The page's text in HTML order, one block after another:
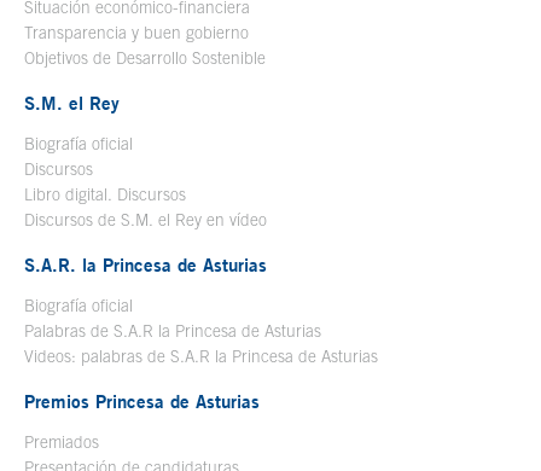
Situación económico-financiera
Transparencia y buen gobierno
Objetivos de Desarrollo Sostenible
S.M. el Rey
Biografía oficial
Discursos
Libro digital. Discursos
Discursos de S.M. el Rey en vídeo
S.A.R. la Princesa de Asturias
Biografía oficial
Palabras de S.A.R la Princesa de Asturias
Videos: palabras de S.A.R la Princesa de Asturias
Premios Princesa de Asturias
Premiados